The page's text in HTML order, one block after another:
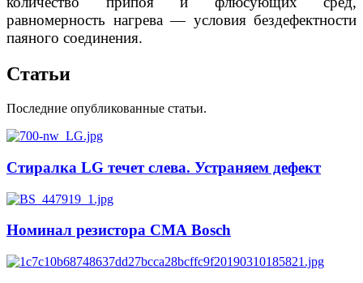
равномерность нагрева — условия бездефектности
паяного соединения.
Статьи
Последние опубликованные статьи.
Стиралка LG течет слева. Устраняем дефект
Номинал резистора СМА Bosch